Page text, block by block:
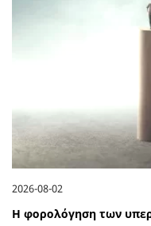
2026-08-02
Η φορολόγηση των